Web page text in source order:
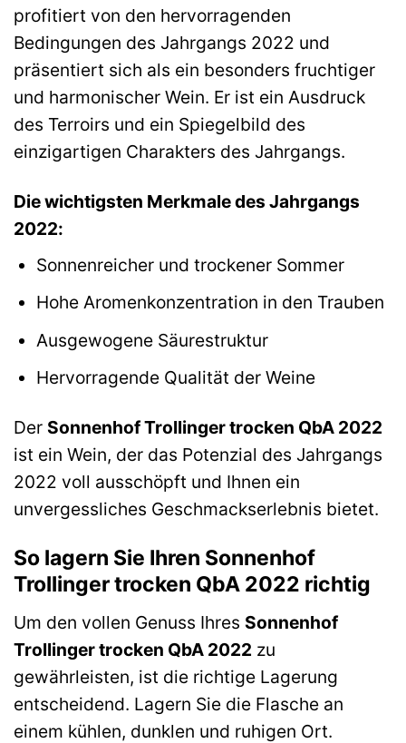
profitiert von den hervorragenden
Bedingungen des Jahrgangs 2022 und
präsentiert sich als ein besonders fruchtiger
und harmonischer Wein. Er ist ein Ausdruck
des Terroirs und ein Spiegelbild des
einzigartigen Charakters des Jahrgangs.
Die wichtigsten Merkmale des Jahrgangs
2022:
Sonnenreicher und trockener Sommer
Hohe Aromenkonzentration in den Trauben
Ausgewogene Säurestruktur
Hervorragende Qualität der Weine
Der Sonnenhof Trollinger trocken QbA 2022
ist ein Wein, der das Potenzial des Jahrgangs
2022 voll ausschöpft und Ihnen ein
unvergessliches Geschmackserlebnis bietet.
So lagern Sie Ihren Sonnenhof
Trollinger trocken QbA 2022 richtig
Um den vollen Genuss Ihres Sonnenhof
Trollinger trocken QbA 2022 zu
gewährleisten, ist die richtige Lagerung
entscheidend. Lagern Sie die Flasche an
einem kühlen, dunklen und ruhigen Ort.